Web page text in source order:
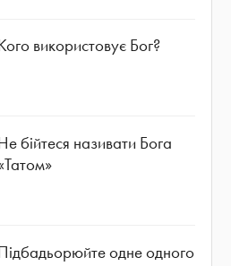
використовує Бог?
бійтеся називати Бога
одне одного